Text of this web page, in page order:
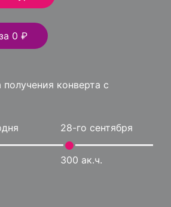
0 ₽
конверта с
28-го сентября
300 ак.ч.